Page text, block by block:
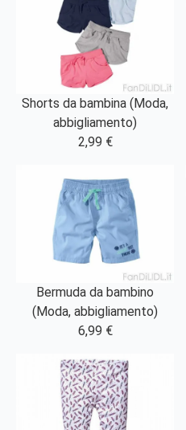
Shorts da bambina (Moda,
abbigliamento)
2,99 €
Bermuda da bambino
(Moda, abbigliamento)
6,99 €